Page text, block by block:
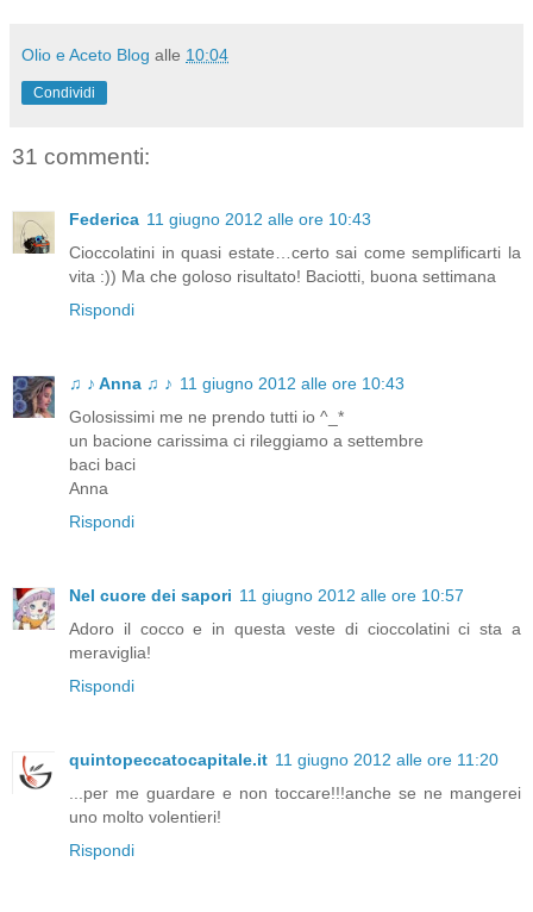
Olio e Aceto Blog alle 10:04
Condividi
31 commenti:
Federica 11 giugno 2012 alle ore 10:43
Cioccolatini in quasi estate…certo sai come semplificarti la
vita :)) Ma che goloso risultato! Baciotti, buona settimana
Rispondi
♫ ♪ Anna ♫ ♪ 11 giugno 2012 alle ore 10:43
Golosissimi me ne prendo tutti io ^_*
un bacione carissima ci rileggiamo a settembre
baci baci
Anna
Rispondi
Nel cuore dei sapori 11 giugno 2012 alle ore 10:57
Adoro il cocco e in questa veste di cioccolatini ci sta a
meraviglia!
Rispondi
quintopeccatocapitale.it 11 giugno 2012 alle ore 11:20
...per me guardare e non toccare!!!anche se ne mangerei
uno molto volentieri!
Rispondi